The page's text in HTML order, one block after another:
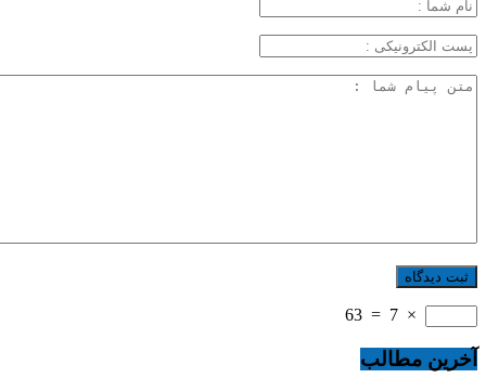
×
7
=
63
آخرین مطالب